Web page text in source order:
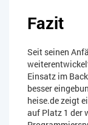
Fazit
Seit seinen
Einsatz im
besser
heise.de zeigt
auf Platz 1 der